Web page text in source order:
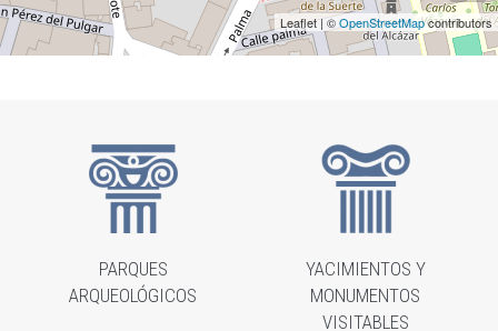
Leaflet | ©OpenStreetMapcontributors
PARQUES
ARQUEOLÓGICOS
YACIMIENTOS Y
MONUMENTOS
VISITABLES